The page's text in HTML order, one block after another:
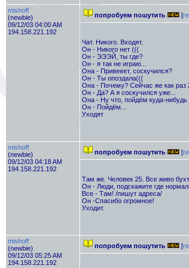
mishoff
(newbie)
09/12/03 04:00 AM
194.158.221.192
попробуем пошутить [
Чат. Никого. Входят.
Он - Никого нет (((
Он - ЭЭЭЙ, ты где?
Он - я так не играю...
Она - Привееет, соскучился?
Он - Ты опоздала(((
Она - Почему? Сейчас же как раз
Он - Да? А я соскучился уже...
Она - Ну что, пойдём куда-
Он - Пойдём...
Уходят
mishoff
(newbie)
09/12/03 04:18 AM
194.158.221.192
попробуем пошутить [
Там же. Человек 25. Все живо
Он - Люди, подскажите где
Все - Там! /пишут адреса/
Он -Спасибо огромное!
Уходит.
mishoff
(newbie)
09/12/03 05:25 AM
194.158.221.192
попробуем пошутить [